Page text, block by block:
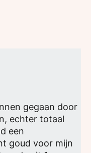
gegaan door
echter totaal
een
goud voor mijn